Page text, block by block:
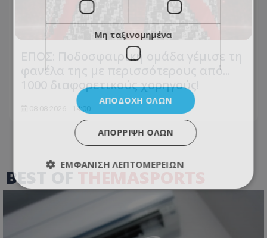
ΕΠΟΣ: Ποδοσφαιρική ομάδα γέμισε τη
φανέλα της με περισσότερους από...
1000 διαφορετικούς χορηγούς!
08.08.2026 - 14:00
BEST OF
Μη ταξινομημένα
ΑΠΟΔΟΧΉ ΌΛΩΝ
ΑΠΌΡΡΙΨΗ ΌΛΩΝ
ΕΜΦΆΝΙΣΗ ΛΕΠΤΟΜΕΡΕΙΏΝ